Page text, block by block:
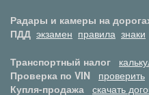
Радары и камеры на
ПДД экзамен правила знаки
Транспортный налог
Проверка по VIN
проверить
Купля-продажа скачать